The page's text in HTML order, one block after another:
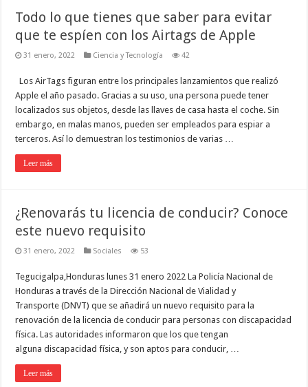
Todo lo que tienes que saber para evitar
que te espíen con los Airtags de Apple
31 enero, 2022 Ciencia y Tecnología 42
Los AirTags figuran entre los principales lanzamientos que realizó
Apple el año pasado. Gracias a su uso, una persona puede tener
localizados sus objetos, desde las llaves de casa hasta el coche. Sin
embargo, en malas manos, pueden ser empleados para espiar a
terceros. Así lo demuestran los testimonios de varias …
Leer más
¿Renovarás tu licencia de conducir? Conoce
este nuevo requisito
31 enero, 2022 Sociales 53
Tegucigalpa,Honduras lunes 31 enero 2022 La Policía Nacional de
Honduras a través de la Dirección Nacional de Vialidad y
Transporte (DNVT) que se añadirá un nuevo requisito para la
renovación de la licencia de conducir para personas con discapacidad
física. Las autoridades informaron que los que tengan
alguna discapacidad física, y son aptos para conducir, …
Leer más